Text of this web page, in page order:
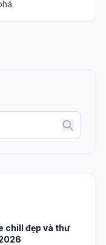
chill đẹp và thư